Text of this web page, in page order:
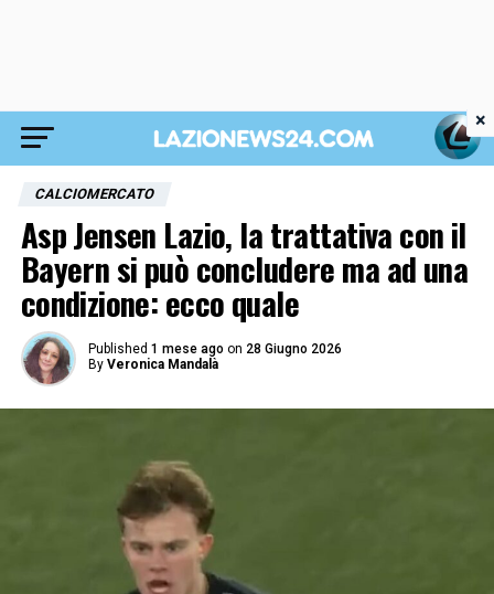
CALCIOMERCATO
Asp Jensen Lazio, la trattativa con il
Bayern si può concludere ma ad una
condizione: ecco quale
Published 1 mese ago on 28 Giugno 2026
By Veronica Mandalà
×